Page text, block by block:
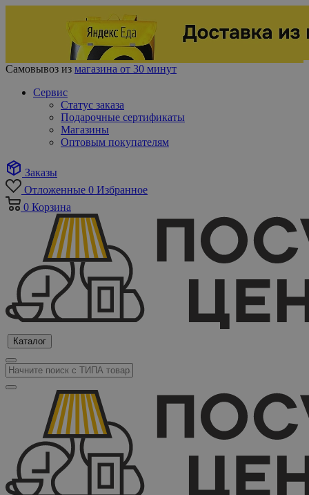
Самовывоз из магазина от 30 минут
Сервис
Статус заказа
Подарочные сертификаты
Магазины
Оптовым покупателям
Заказы
Отложенные 0 Избранное
0 Корзина
Каталог